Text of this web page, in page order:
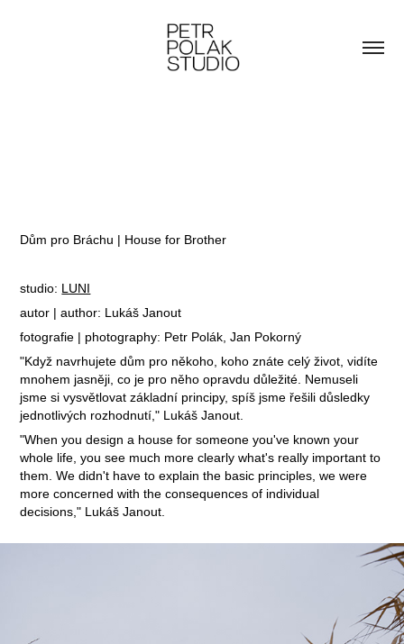
Dům pro Bráchu | House for Brother
studio: LUNI
autor | author: Lukáš Janout
fotografie | photography: Petr Polák, Jan Pokorný
"Když navrhujete dům pro někoho, koho znáte celý život, vidíte
mnohem jasněji, co je pro něho opravdu důležité. Nemuseli
jsme si vysvětlovat základní principy, spíš jsme řešili důsledky
jednotlivých rozhodnutí," Lukáš Janout.
"When you design a house for someone you've known your
whole life, you see much more clearly what's really important to
them. We didn't have to explain the basic principles, we were
more concerned with the consequences of individual
decisions," Lukáš Janout.